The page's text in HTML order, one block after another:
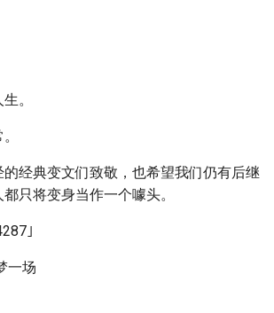
。
经典变文们致敬，也希望我们仍有后继
只将变身当作一个噱头。
｣
一场